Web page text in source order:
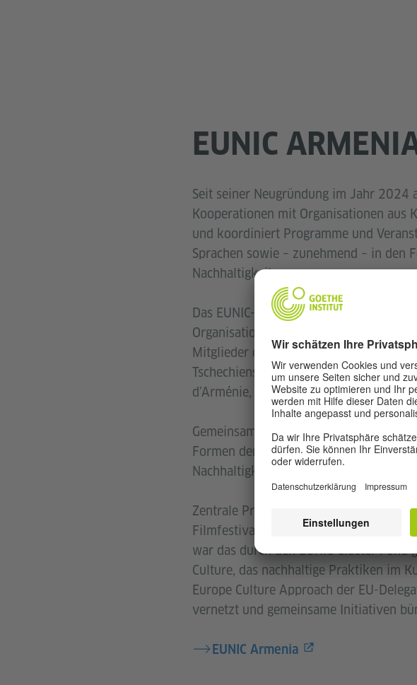
EUNIC
Seit seiner Neugründung im Jahr 2024
Kooperationen mit Organisationen
und koordiniert Programme und
Sprachen sowie – zunehmend – in den
Nachhaltigkeit.
Das EUNIC-Cluster Armenien
Organisationen, Bildungsakteuren und
Mitglieder des Clusters umfassen
Tschechiens, Griechenlands, Polens,
d’Arménie, das Hungarian Cultural
Gemeinsam entwickeln wir
Formen der Zusammenarbeit fördern.
Nachhaltigkeit gewinnen dabei
Zentrale Projekte der letzten Jahre
Filmfestivals oder die Aktivitäten zum
war das durch den EUNIC Cluster
Culture, das nachhaltige Praktiken im
Europe Culture Approach der EU-
vernetzt und gemeinsame Initiativen
EUNIC Armenia